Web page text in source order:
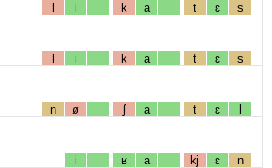
l i k a t ɛ s
l i k a t ɛ s
n ø ʃ a t ɛ l
i ʁ a kj ɛ n